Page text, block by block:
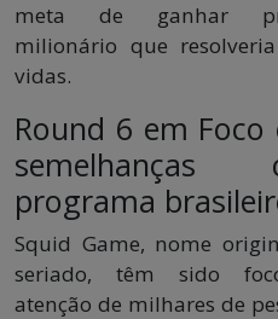
meta de ganhar
milionário que
vidas.
Round 6 em Foco
semelhanças
programa
Squid Game, nome
seriado, têm sido
atenção de milhares de